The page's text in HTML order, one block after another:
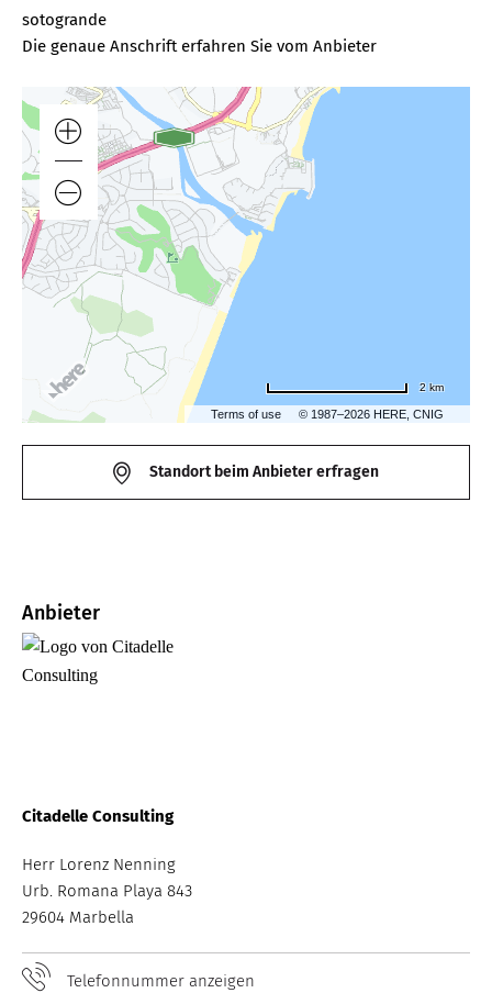
sotogrande
Die genaue Anschrift erfahren Sie vom Anbieter
Terms of use © 1987–2026 HERE, CNIG
2 km
Standort beim Anbieter erfragen
Anbieter
Citadelle Consulting
Herr Lorenz Nenning
Urb. Romana Playa 843
29604 Marbella
Telefonnummer anzeigen